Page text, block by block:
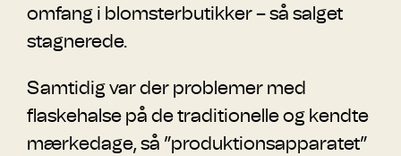
omfang i blomsterbutikker – så salget
stagnerede.
Samtidig var der problemer med
flaskehalse på de traditionelle og kendte
mærkedage, så ”produktionsapparatet”